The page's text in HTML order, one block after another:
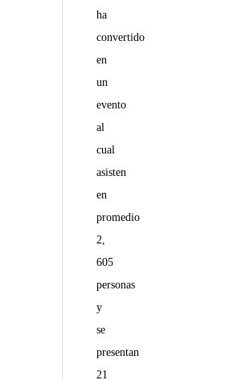
ha
convertido
en
un
evento
al
cual
asisten
en
promedio
2,
605
personas
y
se
presentan
21